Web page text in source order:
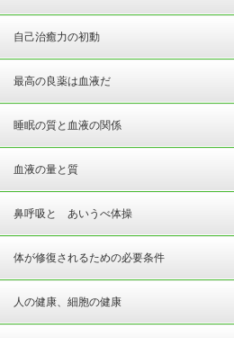
自己治癒力の初動
最高の良薬は血液だ
睡眠の質と血液の関係
血液の量と質
鼻呼吸と あいうべ体操
体が修復されるための必要条件
人の健康、細胞の健康